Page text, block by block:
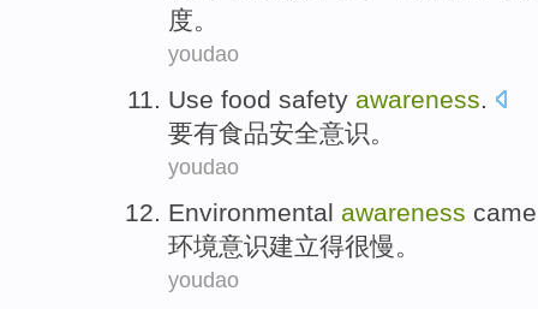
度。
youdao
Use food safety awareness.
要有食品安全意识。
youdao
Environmental awareness
环境意识建立得很慢。
youdao